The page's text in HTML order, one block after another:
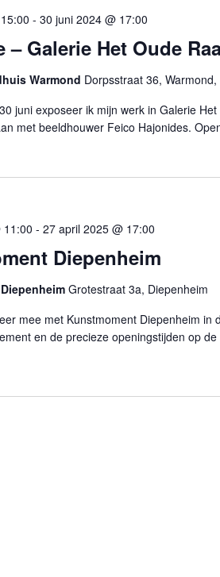
– Galerie Het Oude
- 30 juni 2024 @ 17:00
Warmond Dorpsstraat 36,
juni exposeer ik mijn werk in Galerie
met beeldhouwer Feico Hajonides.
Diepenheim
11:00 - 27 april 2025 @ 17:00
Grotestraat 3a, Diepenheim
mee met Kunstmoment Diepenheim in
en de precieze openingstijden op de